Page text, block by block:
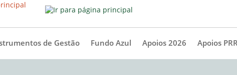
de Gestão Fundo Azul Apoios 2026 Apoios